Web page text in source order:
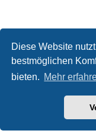
Diese Website
bestmöglichen
bieten. Mehr